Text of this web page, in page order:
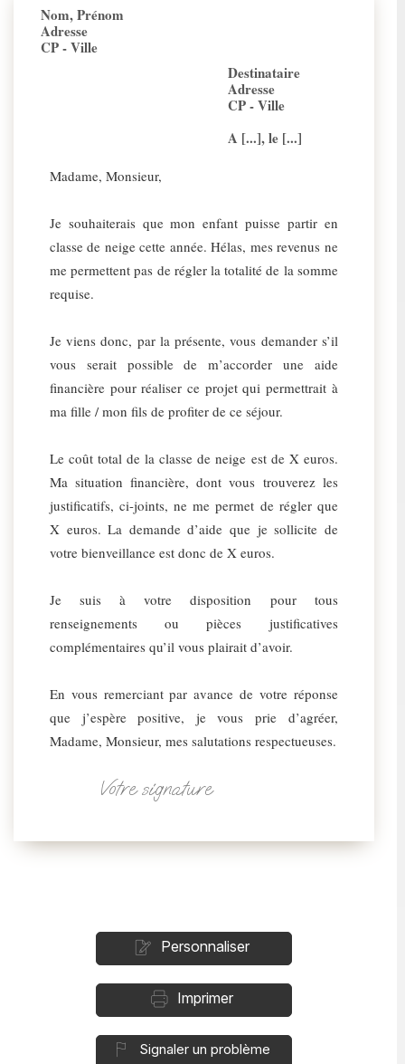
Nom, Prénom
Adresse
CP - Ville
Destinataire
Adresse
CP - Ville
A [...], le [...]
Madame, Monsieur,
Je souhaiterais que mon enfant puisse partir en
classe de neige cette année. Hélas, mes revenus ne
me permettent pas de régler la totalité de la somme
requise.
Je viens donc, par la présente, vous demander s’il
vous serait possible de m’accorder une aide
financière pour réaliser ce projet qui permettrait à
ma fille / mon fils de profiter de ce séjour.
Le coût total de la classe de neige est de X euros.
Ma situation financière, dont vous trouverez les
justificatifs, ci-joints, ne me permet de régler que
X euros. La demande d’aide que je sollicite de
votre bienveillance est donc de X euros.
Je suis à votre disposition pour tous
renseignements ou pièces justificatives
complémentaires qu’il vous plairait d’avoir.
En vous remerciant par avance de votre réponse
que j’espère positive, je vous prie d’agréer,
Madame, Monsieur, mes salutations respectueuses.
Votre signature
Personnaliser
Imprimer
Signaler un problème